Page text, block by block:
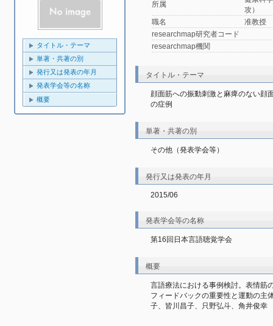
タイトル・テーマ
単著・共著の別
発行又は発表の年月
発表学会等の名称
概要
所属
攻）
職名
准教授
researchmap研究者コード
researchmap機関
タイトル・テーマ
顔面筋への振動刺激と麻痺のない顔
の症例
単著・共著の別
その他（発表学会等）
発行又は発表の年月
2015/06
発表学会等の名称
第16回日本言語聴覚学会
概要
言語療法における事例検討。表情筋
フィードバックの重要性と運動の主
子、皆川昌子、只野弘斗、角井俊幸